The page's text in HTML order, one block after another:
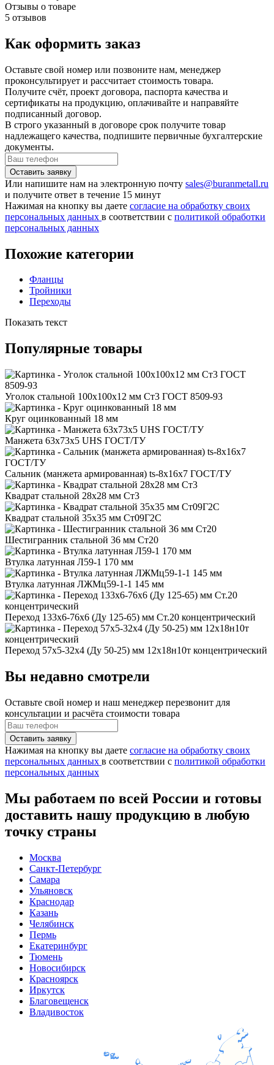
Отзывы о товаре
5 отзывов
Как оформить заказ
Оставьте свой номер или позвоните нам, менеджер
проконсультирует и рассчитает стоимость товара.
Получите счёт, проект договора, паспорта качества и
сертификаты на продукцию, оплачивайте и направяйте
подписанный договор.
В строго указанный в договоре срок получите товар
надлежащего качества, подпишите первичные бухгалтерские
документы.
Или напишите нам на электронную почту sales@buranmetall.ru
и получите ответ в течение 15 минут
Нажимая на кнопку вы даете согласие на обработку своих
персональных данных в соответствии с политикой обработки
персональных данных
Похожие категории
Фланцы
Тройники
Переходы
Показать текст
Популярные товары
Уголок стальной 100x100x12 мм Ст3 ГОСТ 8509-93
Круг оцинкованный 18 мм
Манжета 63x73x5 UHS ГОСТ/ТУ
Сальник (манжета армированная) ts-8x16x7 ГОСТ/ТУ
Квадрат стальной 28x28 мм Ст3
Квадрат стальной 35x35 мм Ст09Г2С
Шестигранник стальной 36 мм Ст20
Втулка латунная Л59-1 170 мм
Втулка латунная ЛЖМц59-1-1 145 мм
Переход 133x6-76x6 (Ду 125-65) мм Ст.20 концентрический
Переход 57x5-32x4 (Ду 50-25) мм 12х18н10т концентрический
Вы недавно смотрели
Оставьте свой номер и наш менеджер перезвонит для
консультации и расчёта стоимости товара
Нажимая на кнопку вы даете согласие на обработку своих
персональных данных в соответствии с политикой обработки
персональных данных
Мы работаем по всей России и готовы
доставить нашу продукцию в любую
точку страны
Москва
Санкт-Петербург
Самара
Ульяновск
Краснодар
Казань
Челябинск
Пермь
Екатеринбург
Тюмень
Новосибирск
Красноярск
Иркутск
Благовещенск
Владивосток